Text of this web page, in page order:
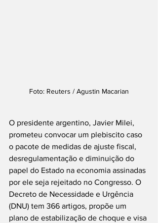
Foto: Reuters / Agustin Macarian
O presidente argentino, Javier Milei,
prometeu convocar um plebiscito caso
o pacote de medidas de ajuste fiscal,
desregulamentação e diminuição do
papel do Estado na economia assinadas
por ele seja rejeitado no Congresso. O
Decreto de Necessidade e Urgência
(DNU) tem 366 artigos, propõe um
plano de estabilização de choque e visa